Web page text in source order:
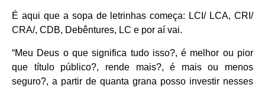
É aqui que a sopa de letrinhas começa: LCI/ LCA, CRI/
CRA/, CDB, Debêntures, LC e por aí vai.
“Meu Deus o que significa tudo isso?, é melhor ou pior
que título público?, rende mais?, é mais ou menos
seguro?, a partir de quanta grana posso investir nesses